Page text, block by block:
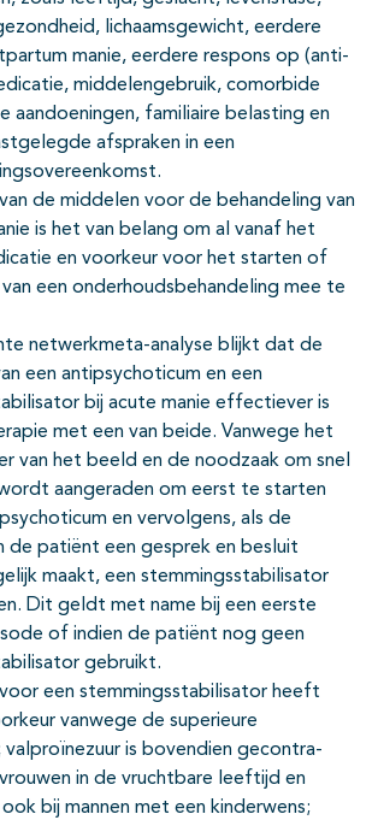
lichaamsgewicht, eerdere
manie, eerdere respons op (anti-
middelengebruik, comorbide
aandoeningen, familiaire belasting en
afspraken in een
de middelen voor de behandeling van
is het van belang om al vanaf het
en voorkeur voor het starten of
een onderhoudsbehandeling mee te
netwerkmeta-analyse blijkt dat de
een antipsychoticum en een
bij acute manie effectiever is
met een van beide. Vanwege het
van het beeld en de noodzaak om snel
aangeraden om eerst te starten
en vervolgens, als de
de patiënt een gesprek en besluit
maakt, een stemmingsstabilisator
Dit geldt met name bij een eerste
of indien de patiënt nog geen
gebruikt.
voor een stemmingsstabilisator heeft
vanwege de superieure
is bovendien gecontra-
in de vruchtbare leeftijd en
ook bij mannen met een kinderwens;